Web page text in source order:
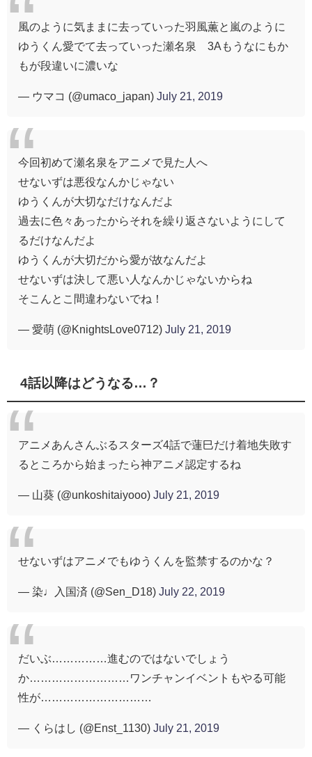
風のように気ままに去っていった羽風薫と嵐のように
ゆうくん愛でて去っていった瀬名泉 3Aもうなにもか
もが段違いに濃いな
— ウマコ (@umaco_japan) July 21, 2019
今回初めて瀬名泉をアニメで見た人へ
せないずは悪役なんかじゃない
ゆうくんが大切なだけなんだよ
過去に色々あったからそれを繰り返さないようにして
るだけなんだよ
ゆうくんが大切だから愛が故なんだよ
せないずは決して悪い人なんかじゃないからね
そこんとこ間違わないでね！
— 愛萌 (@KnightsLove0712) July 21, 2019
4話以降はどうなる…？
アニメあんさんぶるスターズ4話で蓮巳だけ着地失敗す
るところから始まったら神アニメ認定するね
— 山葵 (@unkoshitaiyooo) July 21, 2019
せないずはアニメでもゆうくんを監禁するのかな？
— 染♩入国済 (@Sen_D18) July 22, 2019
だいぶ……………進むのではないでしょう
か………………………ワンチャンイベントもやる可能
性が…………………………
— くらはし (@Enst_1130) July 21, 2019